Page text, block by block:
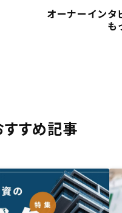
オーナーインタ
も
すめ記事